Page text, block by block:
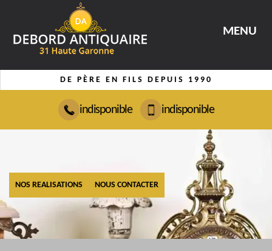
MENU
DE PÈRE EN FILS DEPUIS 1990
indisponible indisponible
NOS REALISATIONS NOUS CONTACTER